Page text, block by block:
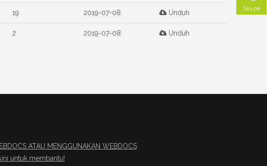
19 2019-07-08 Unduh
2 2019-07-08 Unduh
ATAU MENGGUNAKAN WEBDOCS
untuk membantu!
Skype